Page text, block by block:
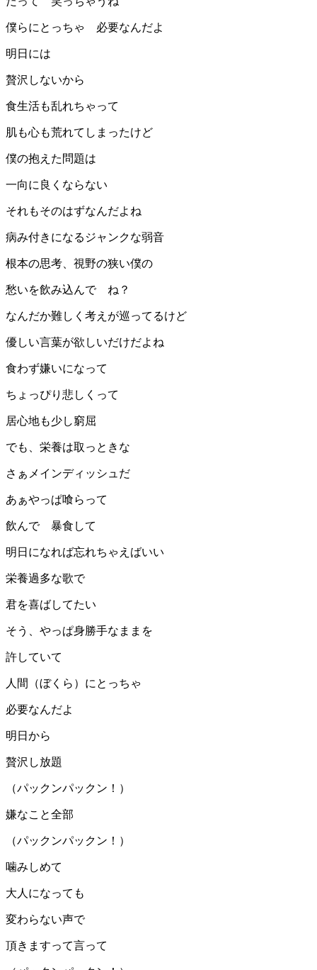
僕らにとっちゃ 必要なんだよ
明日には
贅沢しないから
食生活も乱れちゃって
肌も心も荒れてしまったけど
僕の抱えた問題は
一向に良くならない
それもそのはずなんだよね
病み付きになるジャンクな弱音
根本の思考、視野の狭い僕の
愁いを飲み込んで ね？
なんだか難しく考えが巡ってるけど
優しい言葉が欲しいだけだよね
食わず嫌いになって
ちょっぴり悲しくって
居心地も少し窮屈
でも、栄養は取っときな
さぁメインディッシュだ
あぁやっぱ喰らって
飲んで 暴食して
明日になれば忘れちゃえばいい
栄養過多な歌で
君を喜ばしてたい
そう、やっぱ身勝手なままを
許していて
人間（ぼくら）にとっちゃ
必要なんだよ
明日から
贅沢し放題
（パックンパックン！）
嫌なこと全部
（パックンパックン！）
噛みしめて
大人になっても
変わらない声で
頂きますって言って